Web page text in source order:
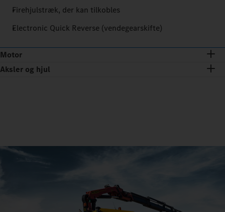
Firehjulstræk, der kan tilkobles
Electronic Quick Reverse (vendegearskifte)
Motor
Aksler og hjul